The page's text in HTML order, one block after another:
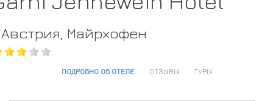
Австрия, Майрхофен
ПОДРОБНО ОБ ОТЕЛЕ ОТЗЫВЫ ТУРЫ